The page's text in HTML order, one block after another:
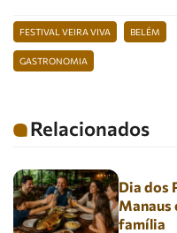
FESTIVAL VEIRA VIVA BELÉM
GASTRONOMIA
Relacionados
Dia dos
Manaus
família